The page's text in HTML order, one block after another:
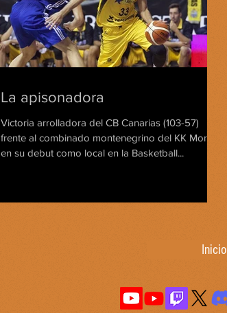
La apisonadora
Victoria arrolladora del CB Canarias (103-57)
frente al combinado montenegrino del KK Mornar
en su debut como local en la Basketball...
Inicio